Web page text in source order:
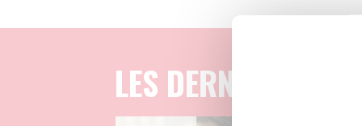
LES DERNIERS